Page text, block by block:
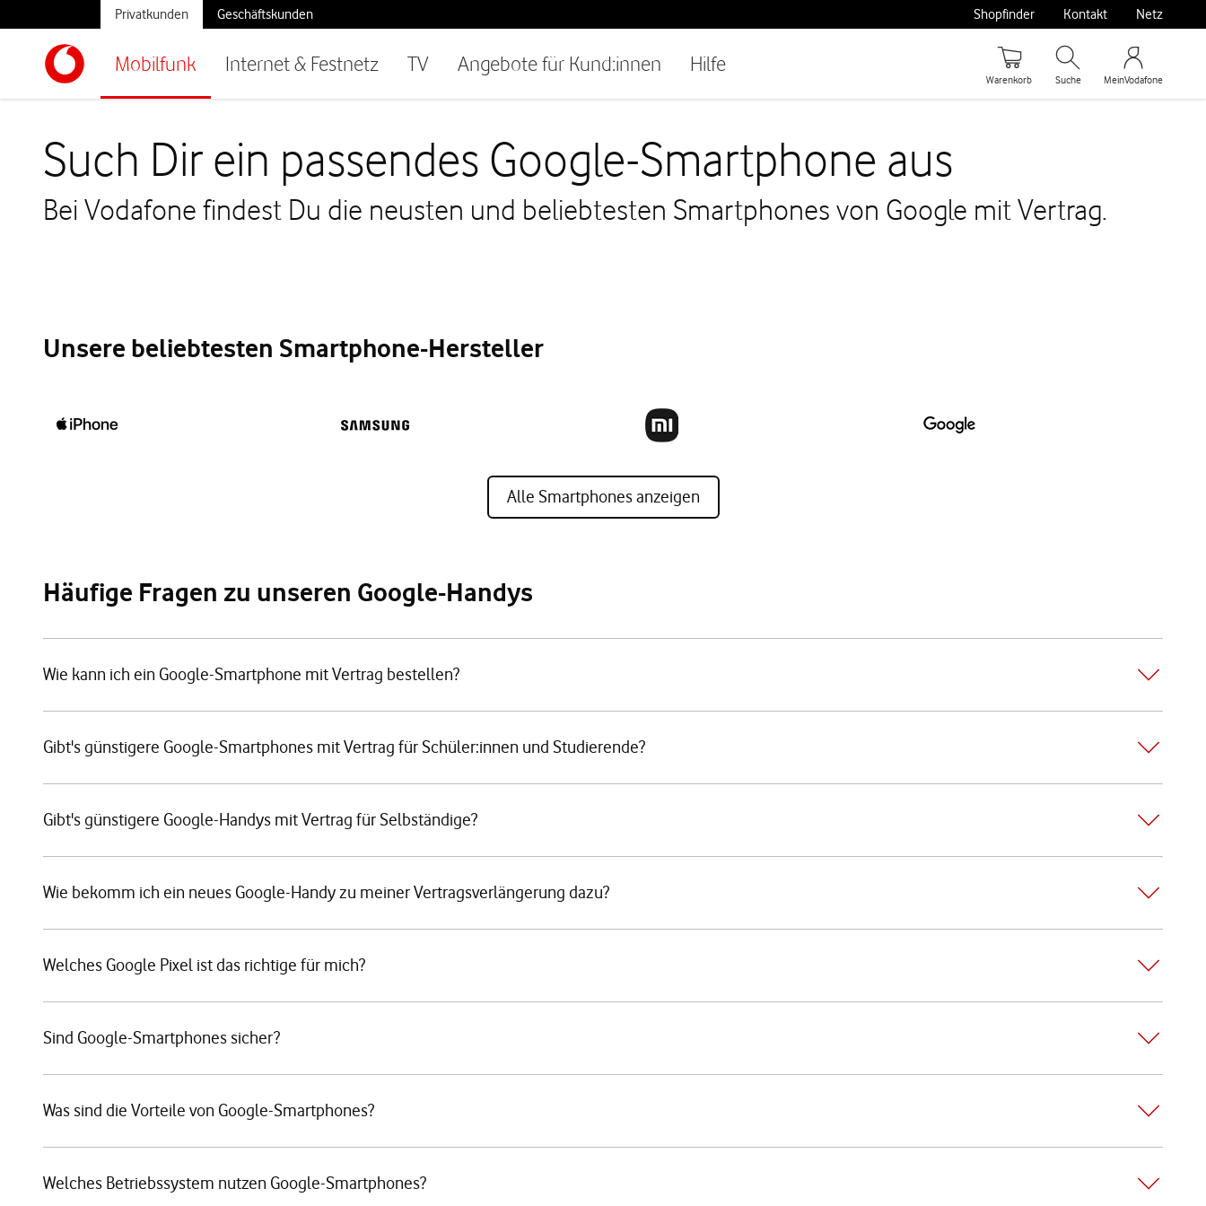
Mobilfunk Internet & Festnetz TV Angebote für Kund:innen Hilfe
Privatkunden Geschäftskunden Shopfinder Kontakt Netz
Warenkorb Suche MeinVodafone
Such Dir ein passendes Google-Smartphone aus
Bei Vodafone findest Du die neusten und beliebtesten Smartphones von Google mit Vertrag.
Unsere beliebtesten Smartphone-Hersteller
Alle Smartphones anzeigen
Häufige Fragen zu unseren Google-Handys
Wie kann ich ein Google-Smartphone mit Vertrag bestellen?
Gibt's günstigere Google-Smartphones mit Vertrag für Schüler:innen und Studierende?
Gibt's günstigere Google-Handys mit Vertrag für Selbständige?
Wie bekomm ich ein neues Google-Handy zu meiner Vertragsverlängerung dazu?
Welches Google Pixel ist das richtige für mich?
Sind Google-Smartphones sicher?
Was sind die Vorteile von Google-Smartphones?
Welches Betriebssystem nutzen Google-Smartphones?